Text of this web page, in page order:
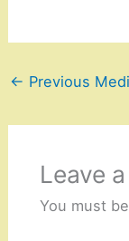
← Previous
Leave
You must be